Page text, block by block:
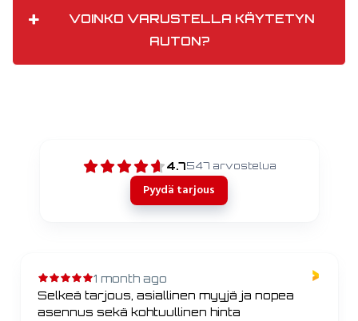
VOINKO VARUSTELLA KÄYTETYN
AUTON?
4.7547 arvostelua
Pyydä tarjous
1 month ago
Selkeä tarjous, asiallinen myyjä ja nopea
asennus sekä kohtuullinen hinta